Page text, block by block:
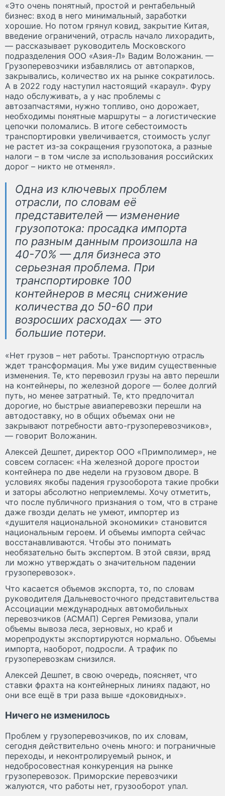
«Это очень понятный, простой и рентабельный
бизнес: вход в него минимальный, заработки
хорошие. Но потом грянул ковид, закрытие Китая,
введение ограничений, отрасль начало лихорадить,
— рассказывает руководитель Московского
подразделения ООО «Азия-Л» Вадим Воложанин. —
Грузоперевозчики избавлялись от автопарков,
закрывались, количество их на рынке сократилось.
А в 2022 году наступил настоящий «караул». Фуру
надо обслуживать, а у нас проблемы с
автозапчастями, нужно топливо, оно дорожает,
необходимы понятные маршруты – а логистические
цепочки поломались. В итоге себестоимость
транспортировки увеличивается, стоимость услуг
не растет из-за сокращения грузопотока, а разные
налоги – в том числе за использования российских
дорог – никто не отменял».
Одна из ключевых проблем
отрасли, по словам её
представителей — изменение
грузопотока: просадка импорта
по разным данным произошла на
40-70% — для бизнеса это
серьезная проблема. При
транспортировке 100
контейнеров в месяц снижение
количества до 50-60 при
возросших расходах — это
большие потери.
«Нет грузов – нет работы. Транспортную отрасль
ждет трансформация. Мы уже видим существенные
изменения. Те, кто перевозил грузы на авто перешли
на контейнеры, по железной дороге — более долгий
путь, но менее затратный. Те, кто предпочитал
дорогие, но быстрые авиаперевозки перешли на
автодоставку, но в общих объемах они не
закрывают потребности авто-грузоперевозчиков»,
— говорит Воложанин.
Алексей Дешпет, директор ООО «Примполимер», не
совсем согласен: «На железной дороге простои
контейнера по две недели на грузовом дворе. В
условиях якобы падения грузооборота такие пробки
и заторы абсолютно неприемлемы. Хочу отметить,
что после публичного признания о том, что в стране
даже гвозди делать не умеют, импортер из
«душителя национальной экономики» становится
национальным героем. И объемы импорта сейчас
восстанавливаются. Чтобы это понимать
необязательно быть экспертом. В этой связи, вряд
ли можно утверждать о значительном падении
грузоперевозок».
Что касается объемов экспорта, то, по словам
руководителя Дальневосточного представительства
Ассоциации международных автомобильных
перевозчиков (АСМАП) Сергея Ремизова, упали
объемы вывоза леса, зерновых, но краб и
морепродукты экспортируются нормально. Объемы
импорта, наоборот, подросли. А трафик по
грузоперевозкам снизился.
Алексей Дешпет, в свою очередь, поясняет, что
ставки фрахта на контейнерных линиях падают, но
они все ещё в три раза выше «доковидных».
Ничего не изменилось
Проблем у грузоперевозчиков, по их словам,
сегодня действительно очень много: и пограничные
переходы, и неконтролируемый рынок, и
недобросовестная конкуренция на рынке
грузоперевозок. Приморские перевозчики
жалуются, что работы нет, грузооборот упал.